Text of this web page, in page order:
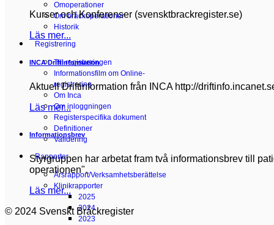
Omoperationer
Om bråckoperationer
Historik
Registrering
Till registreringen
Informationsfilm om Online-
registrering
Om Inca
Om inloggningen
Registerspecifika dokument
Definitioner
Validering
Rapporter
Årsrapport/Verksamhetsberättelse
Klinikrapporter
2025
2024
2023
Kurser och Konferenser (svensktbrackregister.se)
Läs mer...
INCA Driftinformation
Aktuell Driftinformation från INCA http://
Läs mer...
Informationsbrev
Styrgruppen har arbetat fram två informationsbrev till
operationen".
Läs mer...
© 2024 Svenskt Bråckregister